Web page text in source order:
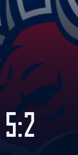
Амур
Юлаев